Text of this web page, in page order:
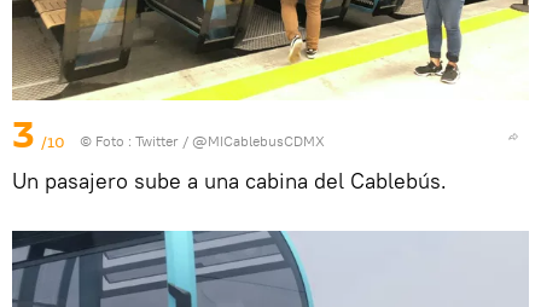
3 /10 © Foto : Twitter / @MICablebusCDMX
Un pasajero sube a una cabina del Cablebús.